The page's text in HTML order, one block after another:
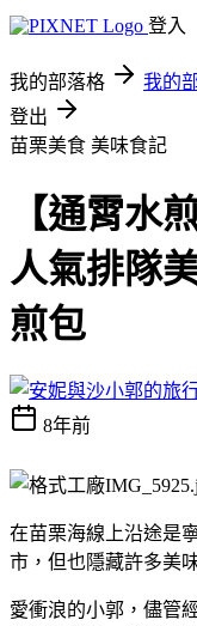
登入
我的部落格 我的
登出
苗栗美食 美味食記
【通霄水
人氣排隊
煎包
8年前
在苗栗海線上沿途是
市，但也隱藏許多美
愛衝浪的小郭， 儘管